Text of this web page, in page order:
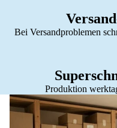
Bei Versandproblemen
Produktion